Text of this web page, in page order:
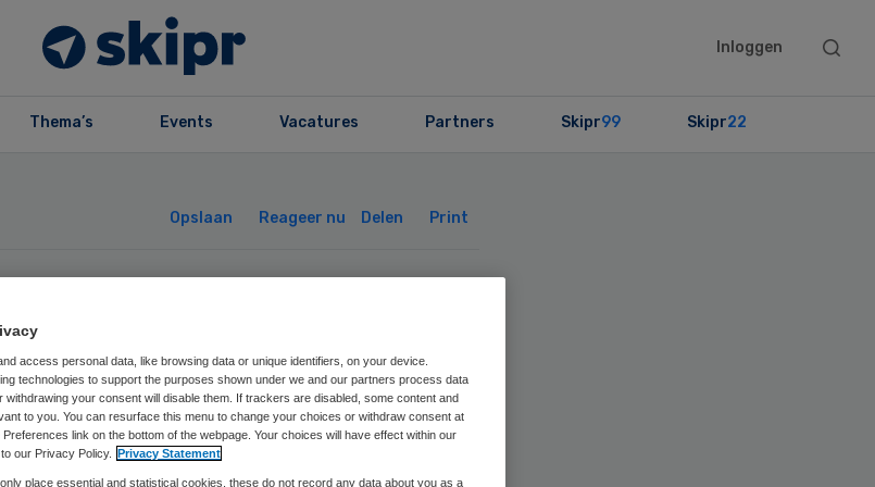
Inloggen
Search
Thema’s Events Vacatures Partners Skipr99 Skipr22
Opslaan Reageer nu Delen Print
Femke
voor als
access personal data, like browsing data or unique identifiers, on your device.
technologies to support the purposes shown under we and our partners process data
withdrawing your consent will disable them. If trackers are disabled, some content and
to you. You can resurface this menu to change your choices or withdraw consent at
link on the bottom of the webpage. Your choices will have effect within our
our Privacy Policy.
Privacy Statement
place essential and statistical cookies, these do not record any data about you as a